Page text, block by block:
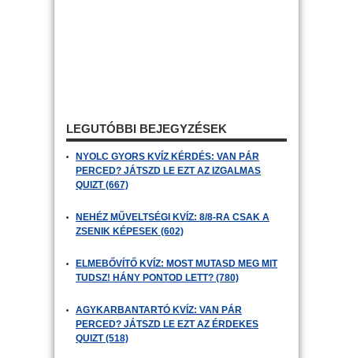
LEGUTÓBBI BEJEGYZÉSEK
NYOLC GYORS KVÍZ KÉRDÉS: VAN PÁR
PERCED? JÁTSZD LE EZT AZ IZGALMAS
QUIZT (667)
NEHÉZ MŰVELTSÉGI KVÍZ: 8/8-RA CSAK A
ZSENIK KÉPESEK (602)
ELMEBŐVÍTŐ KVÍZ: MOST MUTASD MEG MIT
TUDSZ! HÁNY PONTOD LETT? (780)
AGYKARBANTARTÓ KVÍZ: VAN PÁR
PERCED? JÁTSZD LE EZT AZ ÉRDEKES
QUIZT (518)